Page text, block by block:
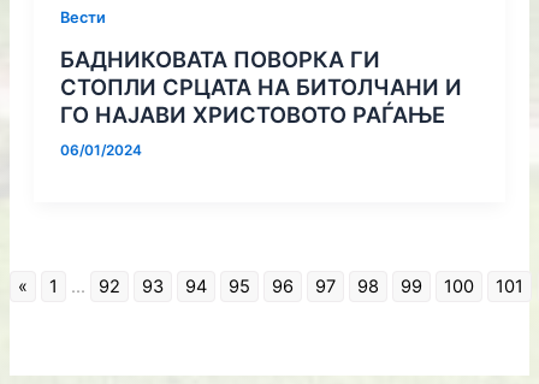
Вести
БАДНИКОВАТА ПОВОРКА ГИ
СТОПЛИ СРЦАТА НА БИТОЛЧАНИ И
ГО НАЈАВИ ХРИСТОВОТО РАЃАЊЕ
06/01/2024
« 1 ... 92 93 94 95 96 97 98 99 100 101